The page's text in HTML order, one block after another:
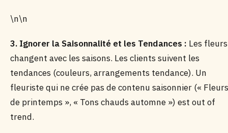
\n\n
3. Ignorer la Saisonnalité et les Tendances : Les fleurs
changent avec les saisons. Les clients suivent les
tendances (couleurs, arrangements tendance). Un
fleuriste qui ne crée pas de contenu saisonnier (« Fleurs
de printemps », « Tons chauds automne ») est out of
trend.